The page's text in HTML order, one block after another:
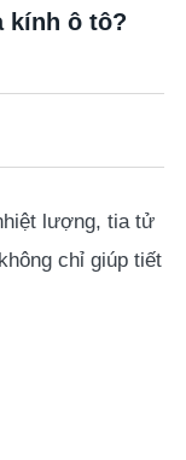
kính ô tô?
lượng, tia tử
chỉ giúp tiết